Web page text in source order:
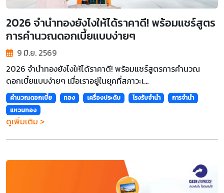
2026 จำนำทองยังไงให้ได้ราคาดี! พร้อมแชร์สูตร
การคำนวณดอกเบี้ยแบบง่ายๆ
9 มิ.ย. 2569
2026 จำนำทองยังไงให้ได้ราคาดี! พร้อมแชร์สูตรการคำนวณ
ดอกเบี้ยแบบง่ายๆ เมื่อเราอยู่ในยุคที่สภาวะเ...
คำนวณดอกเบี้ย ทอง เครื่องประดับ โรงรับจำนำ
การจำนำ
แหวนทอง
ดูเพิ่มเติม >